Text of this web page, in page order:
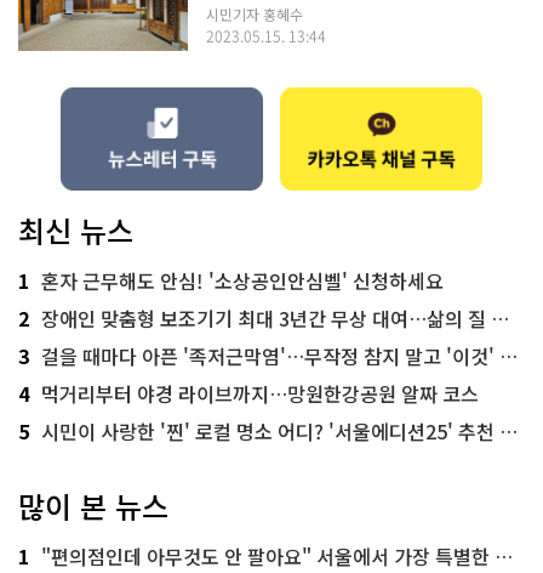
시민기자 홍혜수
2023.05.15. 13:44
최신 뉴스
1 혼자 근무해도 안심! '소상공인안심벨' 신청하세요
2 장애인 맞춤형 보조기기 최대 3년간 무상 대여…삶의 질 높인다
3 걸을 때마다 아픈 '족저근막염'…무작정 참지 말고 '이것' 해보세요!
4 먹거리부터 야경 라이브까지…망원한강공원 알짜 코스
5 시민이 사랑한 '찐' 로컬 명소 어디? '서울에디션25' 추천 코스
많이 본 뉴스
1 "편의점인데 아무것도 안 팔아요" 서울에서 가장 특별한 편의점의 정체